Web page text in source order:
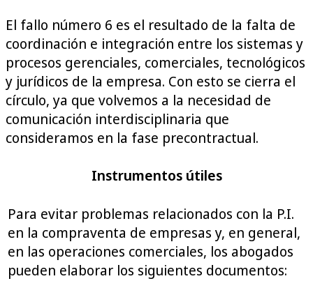
El fallo número 6 es el resultado de la falta de
coordinación e integración entre los sistemas y
procesos gerenciales, comerciales, tecnológicos
y jurídicos de la empresa. Con esto se cierra el
círculo, ya que volvemos a la necesidad de
comunicación interdisciplinaria que
consideramos en la fase precontractual.
Instrumentos útiles
Para evitar problemas relacionados con la P.I.
en la compraventa de empresas y, en general,
en las operaciones comerciales, los abogados
pueden elaborar los siguientes documentos: